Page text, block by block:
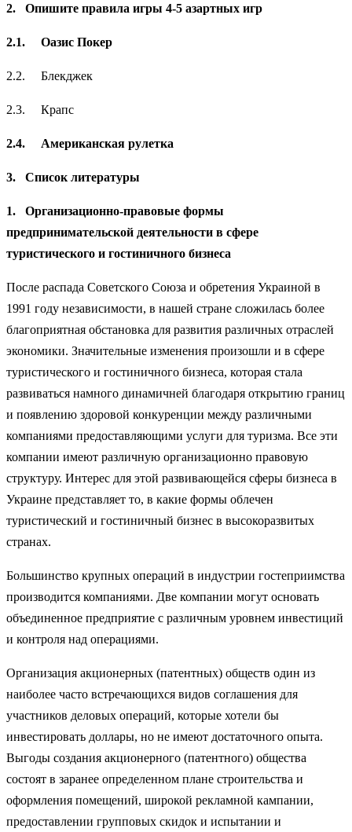
2. Опишите правила игры 4-5 азартных игр
2.1. Оазис Покер
2.2. Блекджек
2.3. Крапс
2.4. Американская рулетка
3. Список литературы
1. Организационно-правовые формы
предпринимательской деятельности в сфере
туристического и гостиничного бизнеса
После распада Советского Союза и обретения Украиной в
1991 году независимости, в нашей стране сложилась более
благоприятная обстановка для развития различных отраслей
экономики. Значительные изменения произошли и в сфере
туристического и гостиничного бизнеса, которая стала
развиваться намного динамичней благодаря открытию границ
и появлению здоровой конкуренции между различными
компаниями предоставляющими услуги для туризма. Все эти
компании имеют различную организационно правовую
структуру. Интерес для этой развивающейся сферы бизнеса в
Украине представляет то, в какие формы облечен
туристический и гостиничный бизнес в высокоразвитых
странах.
Большинство крупных операций в индустрии гостеприимства
производится компаниями. Две компании могут основать
объединенное предприятие с различным уровнем инвестиций
и контроля над операциями.
Организация акционерных (патентных) обществ один из
наиболее часто встречающихся видов соглашения для
участников деловых операций, которые хотели бы
инвестировать доллары, но не имеют достаточного опыта.
Выгоды создания акционерного (патентного) общества
состоят в заранее определенном плане строительства и
оформления помещений, широкой рекламной кампании,
предоставлении групповых скидок и испытании и